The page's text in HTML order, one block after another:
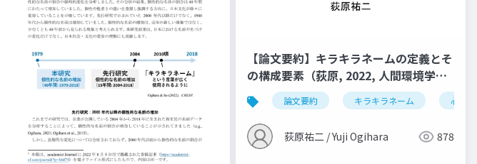
【論文要約】キラキラネームの定義とそ
の構成要素（荻原, 2022, 人間環境学研
究）
論文要約 キラキラネーム 心理学
荻原祐二 / Yuji Ogihara 878